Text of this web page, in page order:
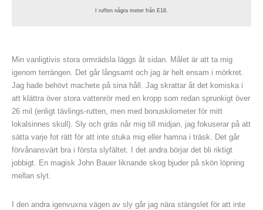
I ruffen några meter från E18.
Min vanligtivis stora ormrädsla läggs åt sidan. Målet är att ta mig
igenom terrängen. Det går långsamt och jag är helt ensam i mörkret.
Jag hade behövt machete på sina håll. Jag skrattar åt det komiska i
att klättra över stora vattenrör med en kropp som redan sprunkigt över
26 mil (enligt tävlings-rutten, men med bonuskilometer för mitt
lokalsinnes skull). Sly och gräs når mig till midjan, jag fokuserar på att
sätta varje fot rätt för att inte stuka mig eller hamna i träsk. Det går
förvånansvärt bra i första slyfältet. I det andra börjar det bli riktigt
jobbigt. En magisk John Bauer liknande skog bjuder på skön löpning
mellan slyt.
I den andra igenvuxna vägen av sly går jag nära stängslet för att inte